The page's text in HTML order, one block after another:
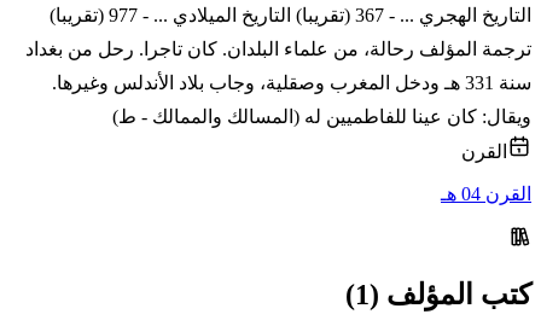
التاريخ الهجري ... - 367 (تقريبا) التاريخ الميلادي ... - 977 (تقريبا)
ترجمة المؤلف رحالة، من علماء البلدان. كان تاجرا. رحل من بغداد
سنة 331 هـ ودخل المغرب وصقلية، وجاب بلاد الأندلس وغيرها.
ويقال: كان عينا للفاطميين له (المسالك والممالك - ط)
القرن
القرن 04 هـ
كتب المؤلف (1)